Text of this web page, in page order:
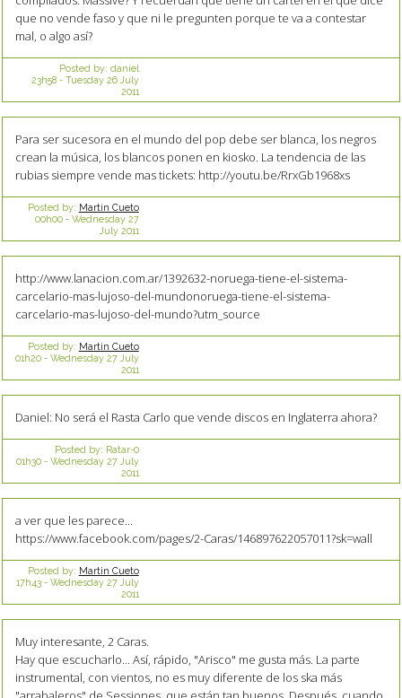
que no vende faso y que ni le pregunten porque te va a contestar
mal, o algo así?
Posted by: daniel
23h58- Tuesday 26 July
2011
Para ser sucesora en el mundo del pop debe ser blanca, los negros
crean la música, los blancos ponen en kiosko. La tendencia de las
rubias siempre vende mas tickets: http://youtu.be/RrxGb1968xs
Posted by: Martin Cueto
00h00- Wednesday 27
July 2011
http://www.lanacion.com.ar/1392632-noruega-tiene-el-sistema-
carcelario-mas-lujoso-del-mundonoruega-tiene-el-sistema-
carcelario-mas-lujoso-del-mundo?utm_source
Posted by: Martin Cueto
01h20- Wednesday 27 July
2011
Daniel: No será el Rasta Carlo que vende discos en Inglaterra ahora?
Posted by: Ratar-0
01h30- Wednesday 27 July
2011
a ver que les parece...
https://www.facebook.com/pages/2-Caras/146897622057011?sk=wall
Posted by: Martin Cueto
17h43- Wednesday 27 July
2011
Muy interesante, 2 Caras.
Hay que escucharlo... Así, rápido, "Arisco" me gusta más. La parte
instrumental, con vientos, no es muy diferente de los ska más